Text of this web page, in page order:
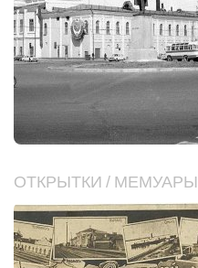
ОТКРЫТКИ / МЕМУАРЫ